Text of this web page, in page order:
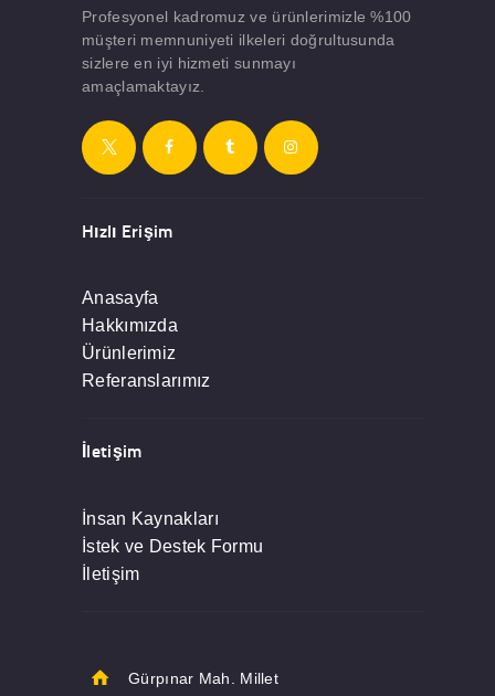
Profesyonel kadromuz ve ürünlerimizle %100
müşteri memnuniyeti ilkeleri doğrultusunda
sizlere en iyi hizmeti sunmayı
amaçlamaktayız.
Hızlı Erişim
Anasayfa
Hakkımızda
Ürünlerimiz
Referanslarımız
İletişim
İnsan Kaynakları
İstek ve Destek Formu
İletişim
Gürpınar Mah. Millet